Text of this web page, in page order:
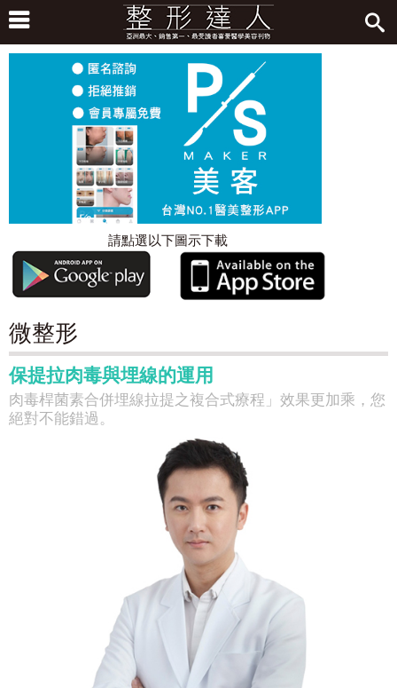
請點選以下圖示下載
微整形
保提拉肉毒與埋線的運用
肉毒桿菌素合併埋線拉提之複合式療程」效果更加乘，您
絕對不能錯過。